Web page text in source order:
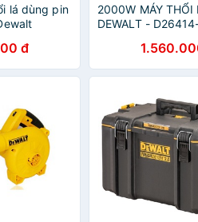
lá dùng pin
đ
2000W MÁY THỔI
DEWALT -